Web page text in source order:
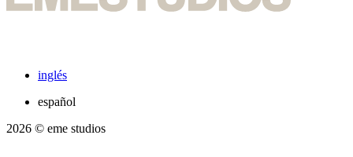
inglés
español
2026 © eme studios